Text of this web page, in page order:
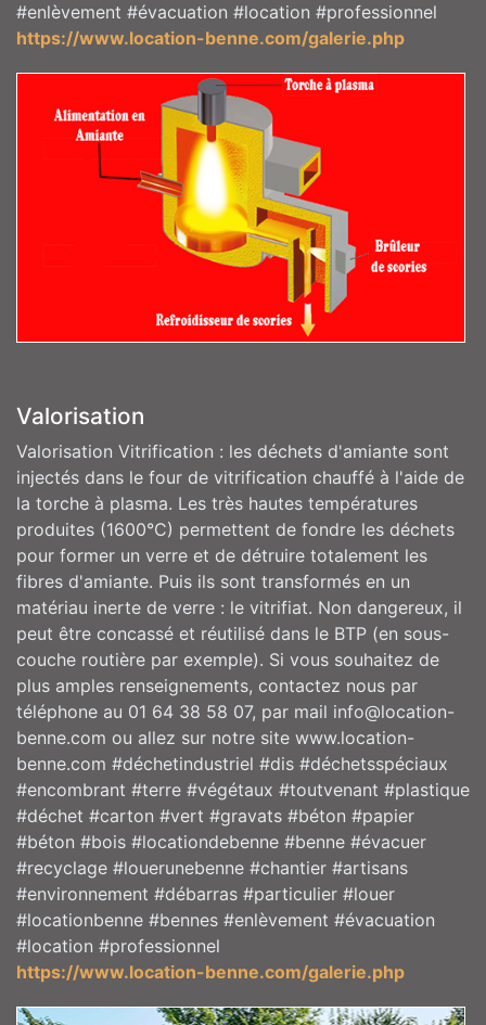
#enlèvement #évacuation #location #professionnel
https://www.location-benne.com/galerie.php
Valorisation
Valorisation Vitrification : les déchets d'amiante sont
injectés dans le four de vitrification chauffé à l'aide de
la torche à plasma. Les très hautes températures
produites (1600°C) permettent de fondre les déchets
pour former un verre et de détruire totalement les
fibres d'amiante. Puis ils sont transformés en un
matériau inerte de verre : le vitrifiat. Non dangereux, il
peut être concassé et réutilisé dans le BTP (en sous-
couche routière par exemple). Si vous souhaitez de
plus amples renseignements, contactez nous par
téléphone au 01 64 38 58 07, par mail info@location-
benne.com ou allez sur notre site www.location-
benne.com #déchetindustriel #dis #déchetsspéciaux
#encombrant #terre #végétaux #toutvenant #plastique
#déchet #carton #vert #gravats #béton #papier
#béton #bois #locationdebenne #benne #évacuer
#recyclage #louerunebenne #chantier #artisans
#environnement #débarras #particulier #louer
#locationbenne #bennes #enlèvement #évacuation
#location #professionnel
https://www.location-benne.com/galerie.php